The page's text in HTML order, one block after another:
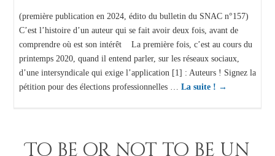
(première publication en 2024, édito du bulletin du SNAC n°157)
C’est l’histoire d’un auteur qui se fait avoir deux fois, avant de
comprendre où est son intérêt La première fois, c’est au cours du
printemps 2020, quand il entend parler, sur les réseaux sociaux,
d’une intersyndicale qui exige l’application [1] : Auteurs ! Signez la
pétition pour des élections professionnelles … La suite ! →
To be or not to be un